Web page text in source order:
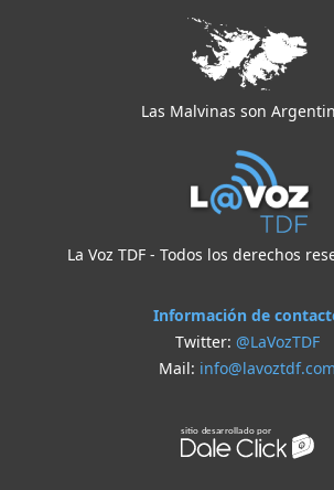
Las Malvinas son
La Voz TDF - Todos los derechos
Información de
Twitter: @LaVozTDF
Mail: info@lavoztdf.com